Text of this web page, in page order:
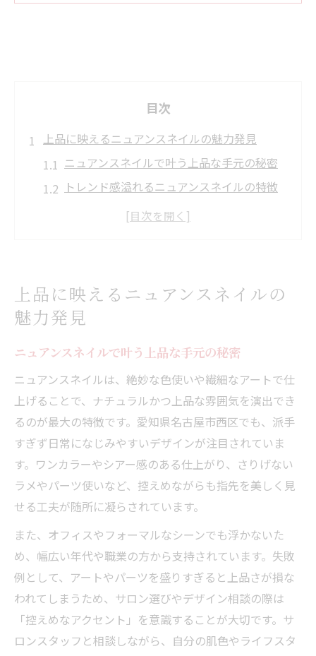
目次
上品に映えるニュアンスネイルの魅力発見
ニュアンスネイルで叶う上品な手元の秘密
トレンド感溢れるニュアンスネイルの特徴
実現
Attic ネイルも注目のニュアンスネイル特集
洗練された手元を叶えるデザイン選び
ノリタケ イオン ネイル風の上品デザイン術
自爪に優しいニュアンスネイルの選び方
トレンド感と上品さを両立するデザイン探
し
上小田井 ネイルサロンで叶える理想の爪先
大人女性に似合う最新のニュアンスネイル提案
リン ドゥ ネイル風の大人ニュアンスネイル
紹介
洗練された最新ニュアンスネイルの選び方
シュガー ビューティー ネイル流の上品アー
ト
大人女性が選ぶニュアンスネイルの魅力
上品に映えるニュアンスネイルの
魅力発見
ニュアンスネイルで叶う上品な手元の秘密
ニュアンスネイルは、絶妙な色使いや繊細なアートで仕
上げることで、ナチュラルかつ上品な雰囲気を演出でき
るのが最大の特徴です。愛知県名古屋市西区でも、派手
すぎず日常になじみやすいデザインが注目されていま
す。ワンカラーやシアー感のある仕上がり、さりげない
ラメやパーツ使いなど、控えめながらも指先を美しく見
せる工夫が随所に凝らされています。
また、オフィスやフォーマルなシーンでも浮かないた
め、幅広い年代や職業の方から支持されています。失敗
例として、アートやパーツを盛りすぎると上品さが損な
われてしまうため、サロン選びやデザイン相談の際は
「控えめなアクセント」を意識することが大切です。サ
ロンスタッフと相談しながら、自分の肌色やライフスタ